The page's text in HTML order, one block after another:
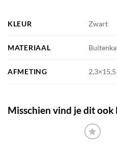
KLEUR Zwart
MATERIAAL
AFMETING
Misschien vind je dit ook